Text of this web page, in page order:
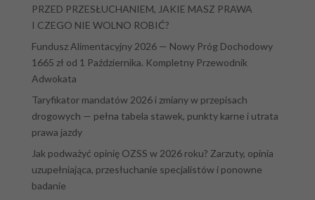
PRZED PRZESŁUCHANIEM, JAKIE MASZ PRAWA
I CZEGO NIE WOLNO ROBIĆ?
Fundusz Alimentacyjny 2026 — Nowy Próg Dochodowy
1665 zł od 1 Października. Kompletny Przewodnik
Adwokata
Taryfikator mandatów 2026 i zmiany w przepisach
drogowych — pełna tabela stawek, punkty karne i utrata
prawa jazdy
Jak podważyć opinię OZSS w 2026 roku? Zarzuty, opinia
uzupełniająca, przesłuchanie specjalistów i ponowne
badanie